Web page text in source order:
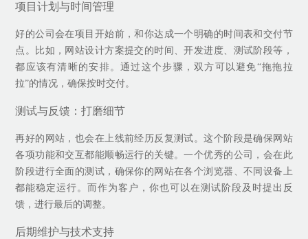
项目计划与时间管理
好的公司会在项目开始前，和你达成一个明确的时间表和交付节
点。比如，网站设计方案提交的时间、开发进度、测试阶段等，
都应该有清晰的安排。通过这个步骤，双方可以避免“拖拖拉
拉”的情况，确保按时交付。
测试与反馈：打磨细节
再好的网站，也会在上线前经历反复测试。这个阶段是确保网站
各项功能和交互都能顺畅运行的关键。一个优秀的公司，会在此
阶段进行全面的测试，确保你的网站在各个浏览器、不同设备上
都能稳定运行。而作为客户，你也可以在测试阶段及时提出反
馈，进行最后的调整。
后期维护与技术支持